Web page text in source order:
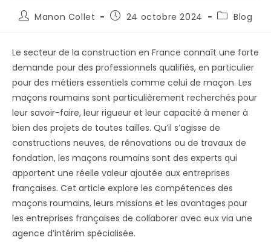
Manon Collet 24 octobre 2024 Blog
Le secteur de la construction en France connaît une forte
demande pour des professionnels qualifiés, en particulier
pour des métiers essentiels comme celui de maçon. Les
maçons roumains sont particulièrement recherchés pour
leur savoir-faire, leur rigueur et leur capacité à mener à
bien des projets de toutes tailles. Qu’il s’agisse de
constructions neuves, de rénovations ou de travaux de
fondation, les maçons roumains sont des experts qui
apportent une réelle valeur ajoutée aux entreprises
françaises. Cet article explore les compétences des
maçons roumains, leurs missions et les avantages pour
les entreprises françaises de collaborer avec eux via une
agence d’intérim spécialisée.